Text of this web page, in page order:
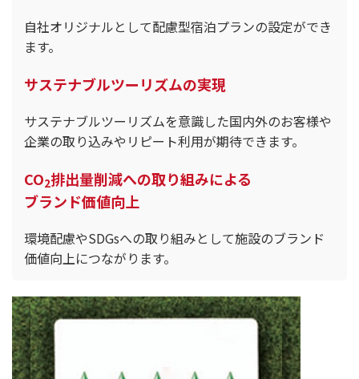
自社オリジナルとして配慮型宿泊プランの設定ができ
ます。
サステナブルツーリズムの実現
サステナブルツーリズムを意識した国内外のお客様や
企業の取り込みやリピート利用が期待できます。
CO2排出量削減への取り組みによる
ブランド価値向上
環境配慮やSDGsへの取り組みとして施設のブランド
価値向上につながります。